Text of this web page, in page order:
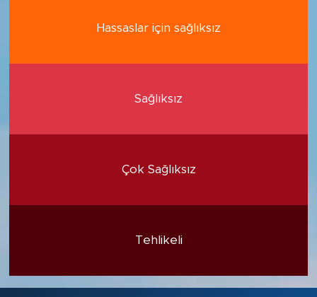
Hassaslar için sağlıksız
Sağlıksız
Çok Sağlıksız
Tehlikeli